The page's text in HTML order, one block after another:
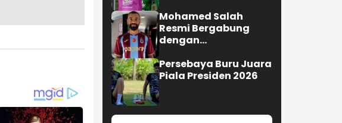
Adu Penalti
Mohamed Salah
Resmi Bergabung
dengan
Persebaya Buru Juara
Piala Presiden 2026